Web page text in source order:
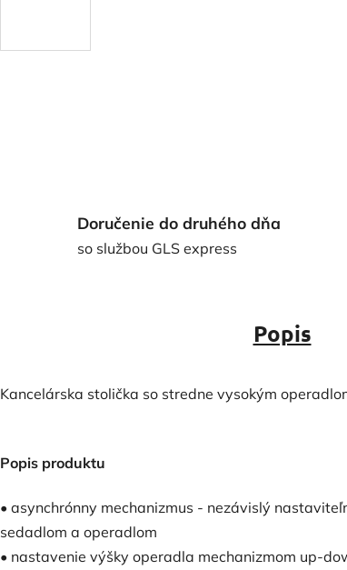
Doručenie do druhého dňa
so službou GLS express
Popis
Kancelárska stolička so stredne vysokým
Popis produktu
• asynchrónny mechanizmus - nezávislý
sedadlom a operadlom
• nastavenie výšky operadla mechanizmom up-